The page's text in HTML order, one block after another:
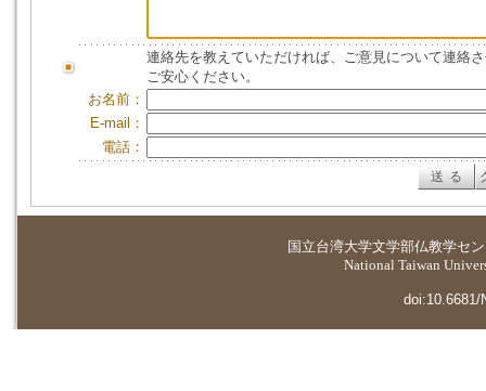
連絡先を教えていただければ、ご意見について連絡
ご安心ください。
お名前：
E-mail：
電話：
国立台湾大学文学部仏教学セ
National Taiwan
doi:10.6681/